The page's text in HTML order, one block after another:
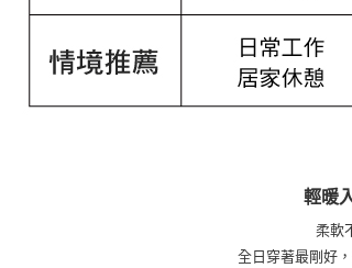
輕暖
柔軟
全日穿著最剛好